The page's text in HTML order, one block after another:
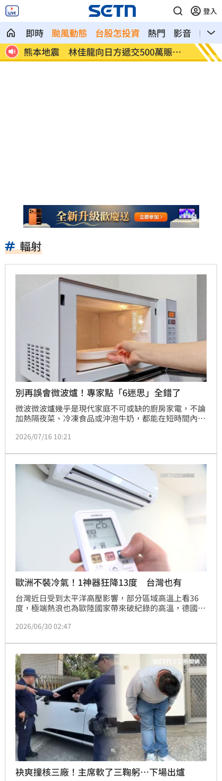
登入
即時 颱風動態 台股怎投資 熱門 影音
熱搜
新北小小學童消防夏令營 讓學童擬真體
驗
白海
動
輻射
別再誤會微波爐！專家點「6迷思」全錯了
微波微波爐幾乎是現代家庭不可或缺的廚房家電，不論
加熱隔夜菜、冷凍食品或沖泡牛奶，都能在短時間內完
響，流傳著不少說法，例如「微波爐運轉時靠近會被輻
Consulting創辦人Bryan Quoc Le破除6個常見迷思，
說明微波爐的加熱原理。
2026/07/16 10:21
歐洲不裝冷氣！1神器狂降13度 台灣也有
台灣近日受到太平洋高壓影響，部分區域高溫上看36
度，極端熱浪也為歐陸國家帶來破紀錄的高溫，德國、
家庭安裝冷氣。一名住在荷蘭的網友則透露，雖然當地
省下不少錢。文章曝光後掀起討論。
2026/06/30 02:47
袂爽撞核三廠！主席軟了三鞠躬…下場出爐